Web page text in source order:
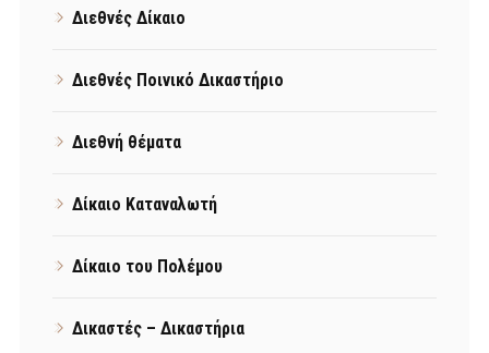
Διεθνές Δίκαιο
Διεθνές Ποινικό Δικαστήριο
Διεθνή θέματα
Δίκαιο Καταναλωτή
Δίκαιο του Πολέμου
Δικαστές – Δικαστήρια